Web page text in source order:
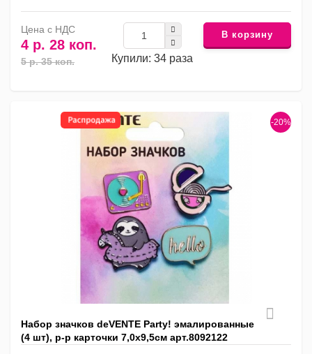
Цена с НДС
4 р. 28 коп.
5 р. 35 коп. Купили: 34 раза
В корзину
-20%
Набор значков deVENTE Party! эмалированные
(4 шт), р-р карточки 7,0x9,5см арт.8092122